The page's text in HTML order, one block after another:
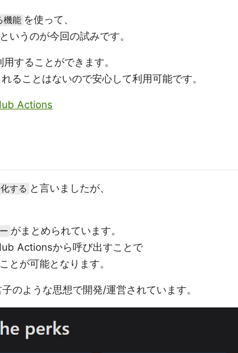
機能 を使って、
というのが今回の試みです。
することができます。
ることはないので安心して利用可能です。
Actions
する と言いましたが、
がまとめられています。
Actionsから呼び出すことで
ことが可能となります。
のような思想で開発/運営されています。